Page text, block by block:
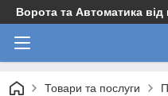
Ворота та Автоматика
Товари та послуги